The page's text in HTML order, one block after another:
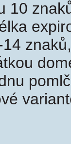
10